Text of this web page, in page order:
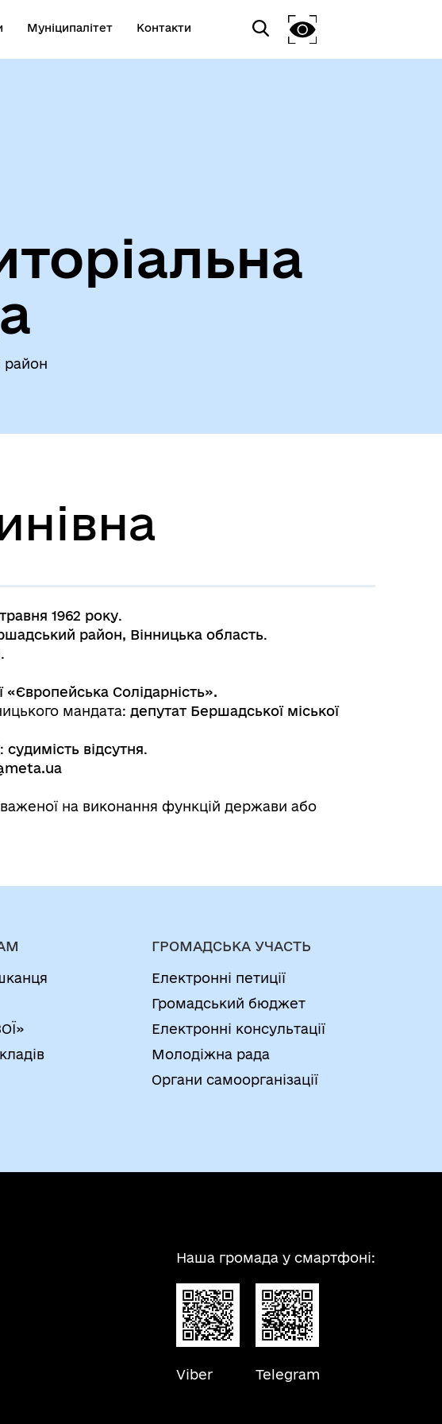
Муніципалітет Контакти
район
1962 року.
район, Вінницька область.
.
«Європейська Солідарність».
мандата:депутат Бершадської міської
судимість відсутня.
на виконання функцій держави або
ГРОМАДСЬКА УЧАСТЬ
Електронні петиції
Громадський бюджет
Електронні консультації
Молодіжна рада
Органи самоорганізації
Наша громада у смартфоні:
Viber Telegram